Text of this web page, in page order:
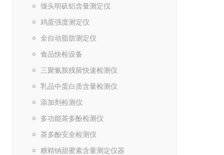
馒头明矾铝含量测定仪
鸡蛋强度测定仪
全自动脂肪测定仪
食品快检设备
三聚氰胺残留快速检测仪
乳品中蛋白质含量检测仪
添加剂检测仪
多功能茶多酚检测仪
茶多酚安全检测仪
糖精钠甜蜜素含量测定仪器